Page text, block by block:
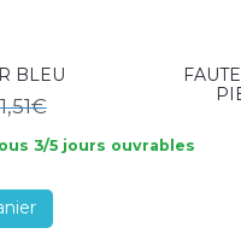
BLEU
3/5 jours ouvrables